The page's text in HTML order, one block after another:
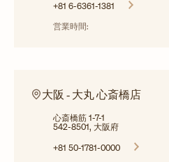
+81 6-6361-1381
営業時間:
大阪 ‐ 大丸 心斎橋店
心斎橋筋 1-7-1
542-8501, 大阪府
+81 50-1781-0000